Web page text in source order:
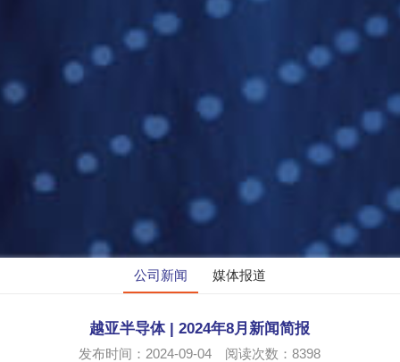
公司新闻 媒体报道
越亚半导体 | 2024年8月新闻简报
发布时间：2024-09-04 阅读次数：8398